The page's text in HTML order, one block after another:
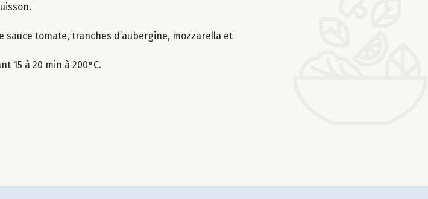
tomate, tranches d’aubergine, mozzarella et
15 à 20 min à 200°C.